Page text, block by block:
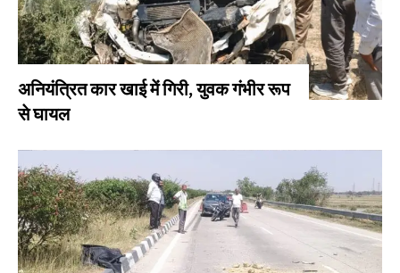
अनियंत्रित कार खाई में गिरी, युवक गंभीर रूप
से घायल